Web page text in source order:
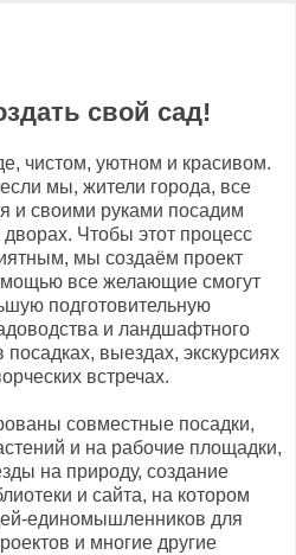
свой сад!
чистом, уютном и красивом.
мы, жители города, все
и своими руками посадим
Чтобы этот процесс
мы создаём проект
все желающие смогут
подготовительную
и ландшафтного
посадках, выездах, экскурсиях
встречах.
совместные посадки,
и на рабочие площадки,
на природу, создание
и сайта, на котором
единомышленников для
и многие другие